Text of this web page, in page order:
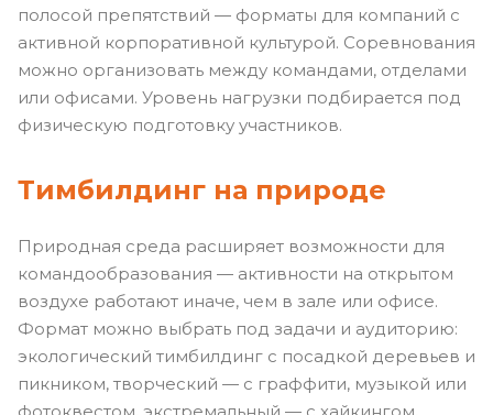
полосой препятствий — форматы для компаний с
активной корпоративной культурой. Соревнования
можно организовать между командами, отделами
или офисами. Уровень нагрузки подбирается под
физическую подготовку участников.
Тимбилдинг на природе
Природная среда расширяет возможности для
командообразования — активности на открытом
воздухе работают иначе, чем в зале или офисе.
Формат можно выбрать под задачи и аудиторию:
экологический тимбилдинг с посадкой деревьев и
пикником, творческий — с граффити, музыкой или